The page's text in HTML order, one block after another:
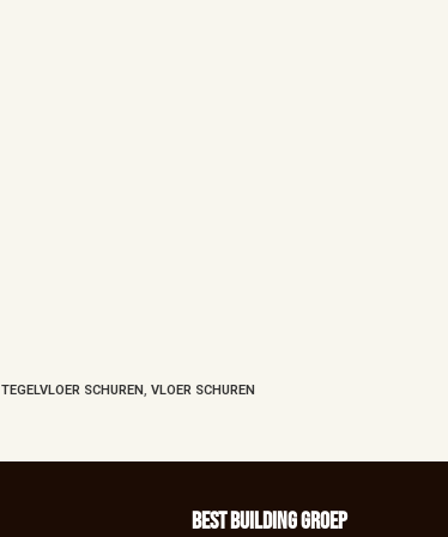
TEGELVLOER SCHUREN, VLOER SCHUREN
BEst Building groep